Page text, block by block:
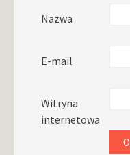
Nazwa
E-mail
Witryna
internetowa